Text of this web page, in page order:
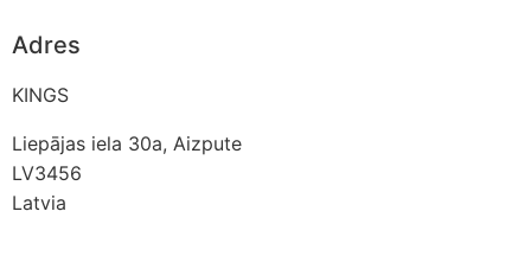
Adres
KINGS
Liepājas iela 30a, Aizpute
LV3456
Latvia